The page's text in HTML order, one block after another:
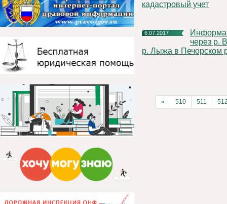
кадастровый учет
6.07.2017
Информация об открытии движения по наплавным мостам
через р.
р. Лыжа в Печорском
« 510 511